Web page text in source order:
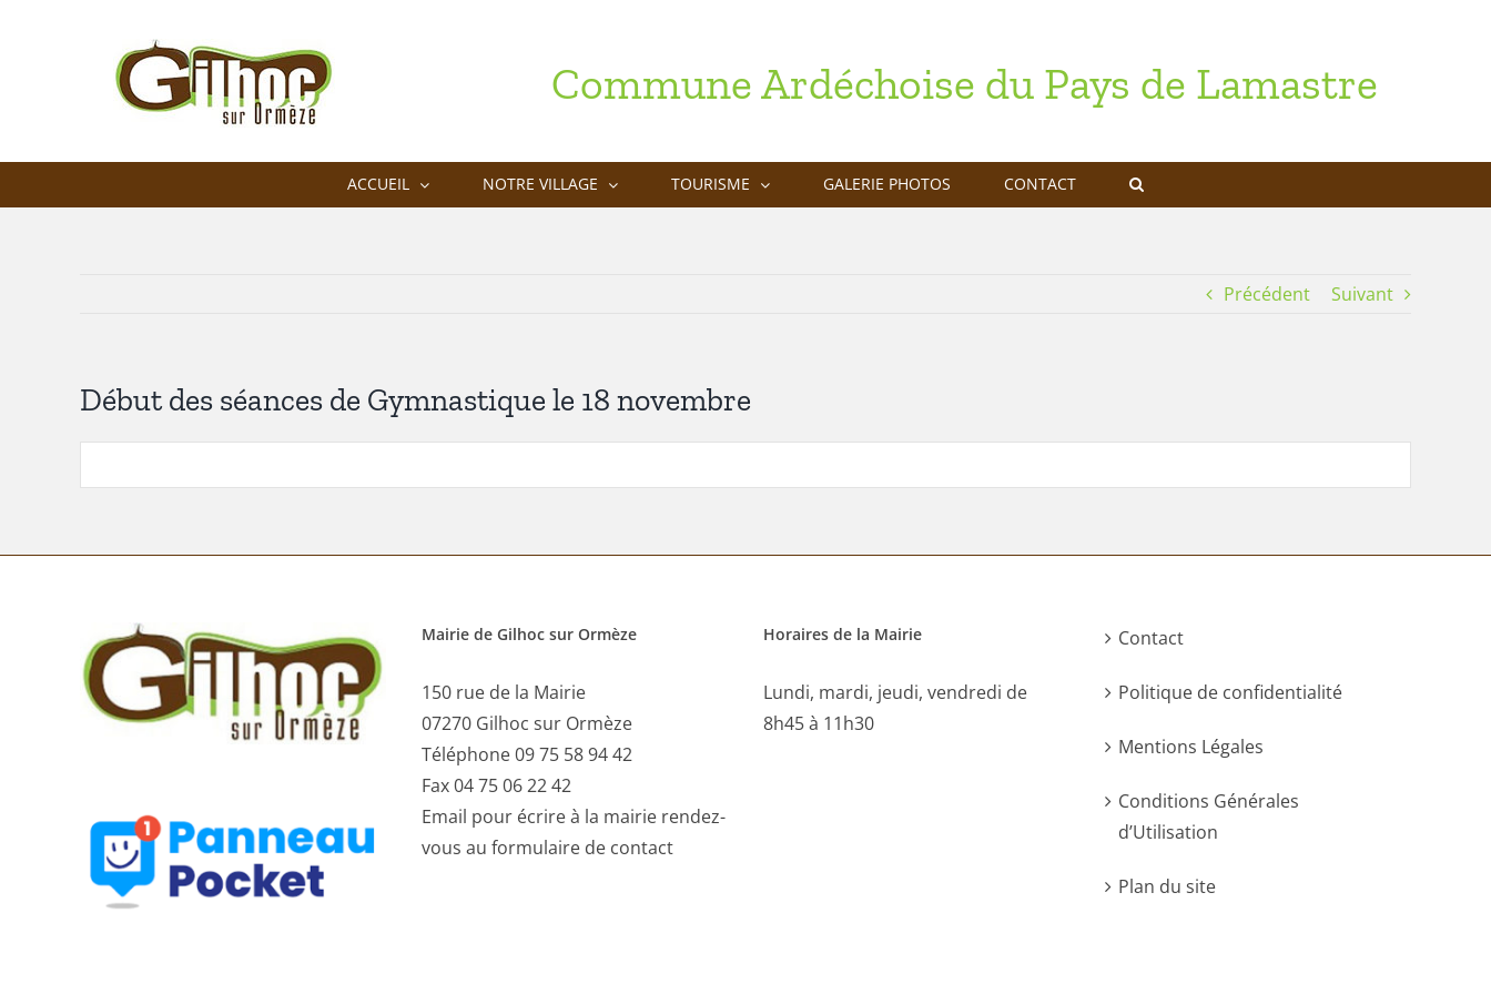
Commune Ardéchoise du Pays de Lamastre
ACCUEIL NOTRE VILLAGE TOURISME GALERIE PHOTOS CONTACT
Précédent Suivant
Début des séances de Gymnastique le 18 novembre
Mairie de Gilhoc sur Ormèze
150 rue de la Mairie
07270 Gilhoc sur Ormèze
Téléphone 09 75 58 94 42
Fax 04 75 06 22 42
Email pour écrire à la mairie rendez-
vous au formulaire de contact
Horaires de la Mairie
Lundi, mardi, jeudi, vendredi de
8h45 à 11h30
Contact
Politique de confidentialité
Mentions Légales
Conditions Générales
d’Utilisation
Plan du site